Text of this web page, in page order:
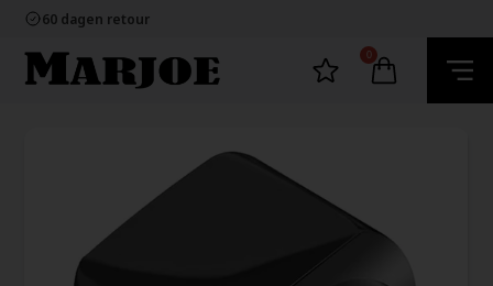
60 dagen retour
Ecommerce Europe
100% nikkelvrij sieraden
60 dagen retour
0